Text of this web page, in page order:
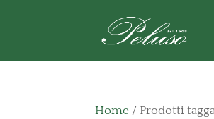
Home / Prodotti